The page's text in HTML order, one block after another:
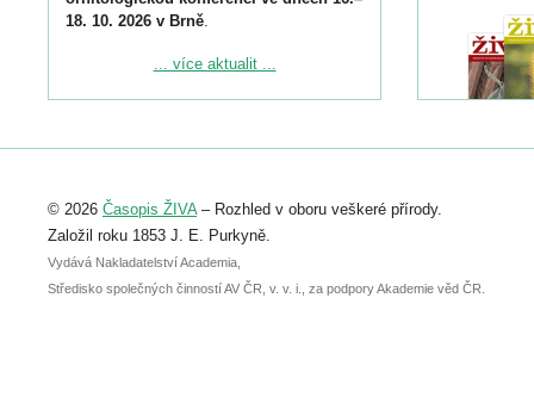
18. 10. 2026 v Brně.
Podrobnější informace ke konferenci
Registrovat se můžete do 6. září.
abstraktu přihlášené přednášky nebo
posteru je už 30. června.
... více aktualit ...
© 2026 Časopis ŽIVA– Rozhled v oboru veškeré přírody.
Založil roku 1853 J. E. Purkyně.
Vydává Nakladatelství Academia,
Středisko společných činností AV ČR, v. v. i., za podpory Akademie věd ČR.